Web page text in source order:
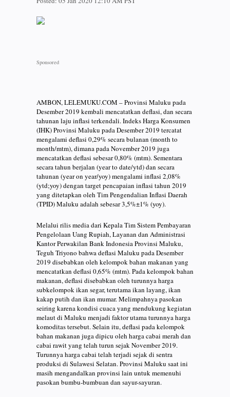
AMBON, LELEMUKU.COM – Provinsi Maluku pada
Desember 2019 kembali mencatatkan deflasi, dan secara
tahunan laju inflasi terkendali. Indeks Harga Konsumen
(IHK) Provinsi Maluku pada Desember 2019 tercatat
mengalami deflasi 0,29% secara bulanan (month to
month/mtm), dimana pada November 2019 juga
mencatatkan deflasi sebesar 0,80% (mtm). Sementara
secara tahun berjalan (year to date/ytd) dan secara
tahunan (year on year/yoy) mengalami inflasi 2,08%
(ytd;yoy) dengan target pencapaian inflasi tahun 2019
yang ditetapkan oleh Tim Pengendalian Inflasi Daerah
(TPID) Maluku adalah sebesar 3,5%±1% (yoy).
Melalui rilis media dari Kepala Tim Sistem Pembayaran
Pengelolaan Uang Rupiah, Layanan dan Administrasi
Kantor Perwakilan Bank Indonesia Provinsi Maluku,
Teguh Triyono bahwa deflasi Maluku pada Desember
2019 disebabkan oleh kelompok bahan makanan yang
mencatatkan deflasi 0,65% (mtm). Pada kelompok bahan
makanan, deflasi disebabkan oleh turunnya harga
subkelompok ikan segar, terutama ikan layang, ikan
kakap putih dan ikan mumar. Melimpahnya pasokan
seiring karena kondisi cuaca yang mendukung kegiatan
melaut di Maluku menjadi faktor utama turunnya harga
komoditas tersebut. Selain itu, deflasi pada kelompok
bahan makanan juga dipicu oleh harga cabai merah dan
cabai rawit yang telah turun sejak November 2019.
Turunnya harga cabai telah terjadi sejak di sentra
produksi di Sulawesi Selatan. Provinsi Maluku saat ini
masih mengandalkan provinsi lain untuk memenuhi
pasokan bumbu-bumbuan dan sayur-sayuran.